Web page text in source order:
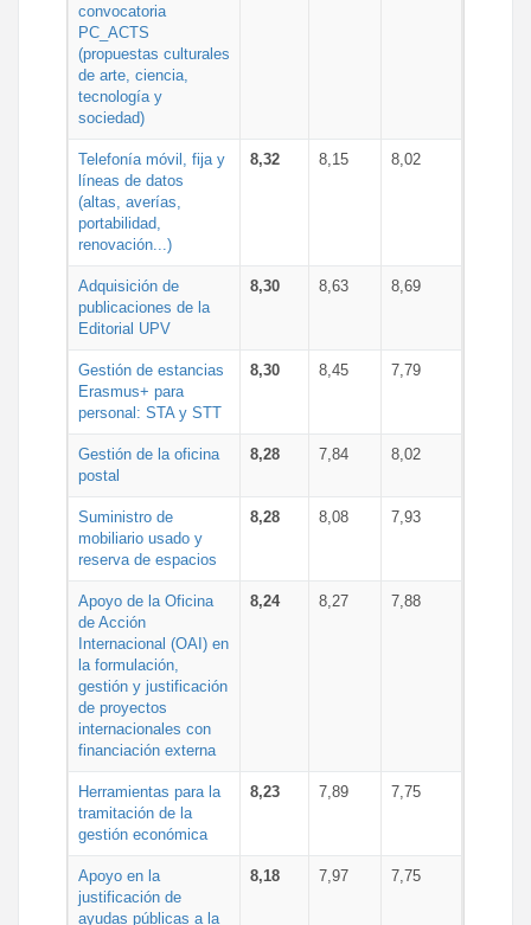
convocatoria
PC_ACTS
(propuestas culturales
de arte, ciencia,
tecnología y
sociedad)
Telefonía móvil, fija y
líneas de datos
(altas, averías,
portabilidad,
renovación...)
8,32 8,15 8,02
Adquisición de
publicaciones de la
Editorial UPV
8,30 8,63 8,69
Gestión de estancias
Erasmus+ para
personal: STA y STT
8,30 8,45 7,79
Gestión de la oficina
postal
8,28 7,84 8,02
Suministro de
mobiliario usado y
reserva de espacios
8,28 8,08 7,93
Apoyo de la Oficina
de Acción
Internacional (OAI) en
la formulación,
gestión y justificación
de proyectos
internacionales con
financiación externa
8,24 8,27 7,88
Herramientas para la
tramitación de la
gestión económica
8,23 7,89 7,75
Apoyo en la
justificación de
ayudas públicas a la
8,18 7,97 7,75